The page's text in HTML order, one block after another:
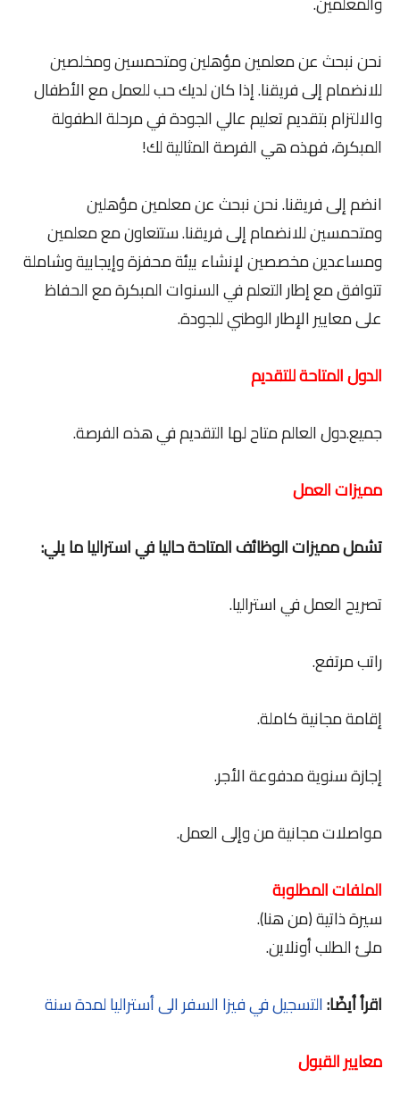
نحن نبحث عن معلمين مؤهلين ومتحمسين ومخلصين
للانضمام إلى فريقنا. إذا كان لديك حب للعمل مع الأطفال
والالتزام بتقديم تعليم عالي الجودة في مرحلة الطفولة
المبكرة، فهذه هي الفرصة المثالية لك!
انضم إلى فريقنا. نحن نبحث عن معلمين مؤهلين
ومتحمسين للانضمام إلى فريقنا. ستتعاون مع معلمين
ومساعدين مخصصين لإنشاء بيئة محفزة وإيجابية وشاملة
تتوافق مع إطار التعلم في السنوات المبكرة مع الحفاظ
على معايير الإطار الوطني للجودة.
الدول المتاحة للتقديم
جميع.دول العالم متاح لها التقديم في هذه الفرصة.
مميزات العمل
تشمل مميزات الوظائف المتاحة حاليا في استراليا ما يلي:
تصريح العمل في استراليا.
راتب مرتفع.
إقامة مجانية كاملة.
إجازة سنوية مدفوعة الأجر.
مواصلات مجانية من وإلى العمل.
الملفات المطلوبة
سيرة ذاتية (من هنا).
ملئ الطلب أونلاين.
اقرأ أيضًا:التسجيل في فيزا السفر الى أستراليا لمدة سنة
معايير القبول